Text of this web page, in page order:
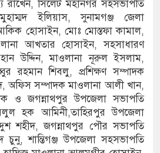
রাখেন, সিলেট মহানগর সহসভাপতি
ইলিয়াস, সুনামগঞ্জ জেলা
হোসাইন, মোঃ মোস্তফা কামাল,
আখতার হোসাইন, সহসাধারণ
উদ্দিন, মাওলানা নূরুল ইসলাম,
রহমান শিবলু, প্রশিক্ষণ সম্পাদক
অফিস সম্পাদক মাওলানা আলী খান,
ও জগন্নাথপুর উপজেলা সভাপতি
হক আমিনী,তাহিরপুর উপজেলা
শহীদ, জগন্নাথপুর পৌর সভাপতি
শান্তিগঞ্জ উপজেলা সহসভাপতি